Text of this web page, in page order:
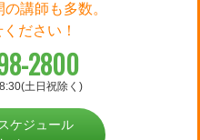
講師も多数。
ださい！
2800
土日祝除く)
ケジュール